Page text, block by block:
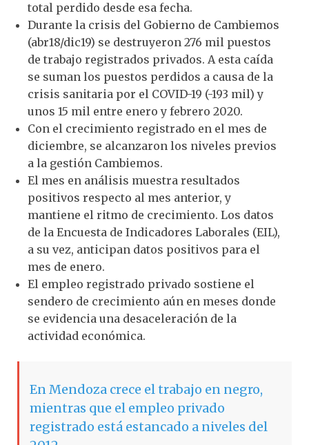
total perdido desde esa fecha.
Durante la crisis del Gobierno de Cambiemos
(abr18/dic19) se destruyeron 276 mil puestos
de trabajo registrados privados. A esta caída
se suman los puestos perdidos a causa de la
crisis sanitaria por el COVID-19 (-193 mil) y
unos 15 mil entre enero y febrero 2020.
Con el crecimiento registrado en el mes de
diciembre, se alcanzaron los niveles previos
a la gestión Cambiemos.
El mes en análisis muestra resultados
positivos respecto al mes anterior, y
mantiene el ritmo de crecimiento. Los datos
de la Encuesta de Indicadores Laborales (EIL),
a su vez, anticipan datos positivos para el
mes de enero.
El empleo registrado privado sostiene el
sendero de crecimiento aún en meses donde
se evidencia una desaceleración de la
actividad económica.
En Mendoza crece el trabajo en negro,
mientras que el empleo privado
registrado está estancado a niveles del